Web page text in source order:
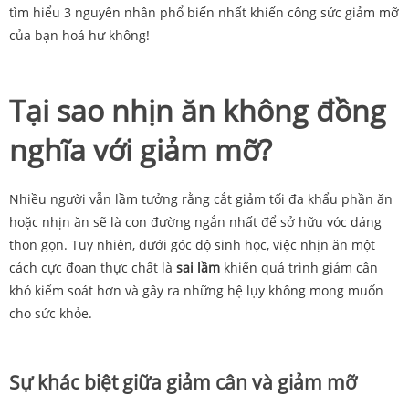
tìm hiểu 3 nguyên nhân phổ biến nhất khiến công sức giảm mỡ
của bạn hoá hư không!
Tại sao nhịn ăn không đồng
nghĩa với giảm mỡ?
Nhiều người vẫn lầm tưởng rằng cắt giảm tối đa khẩu phần ăn
hoặc nhịn ăn sẽ là con đường ngắn nhất để sở hữu vóc dáng
thon gọn. Tuy nhiên, dưới góc độ sinh học, việc nhịn ăn một
cách cực đoan thực chất là sai lầm khiến quá trình giảm cân
khó kiểm soát hơn và gây ra những hệ lụy không mong muốn
cho sức khỏe.
Sự khác biệt giữa giảm cân và giảm mỡ